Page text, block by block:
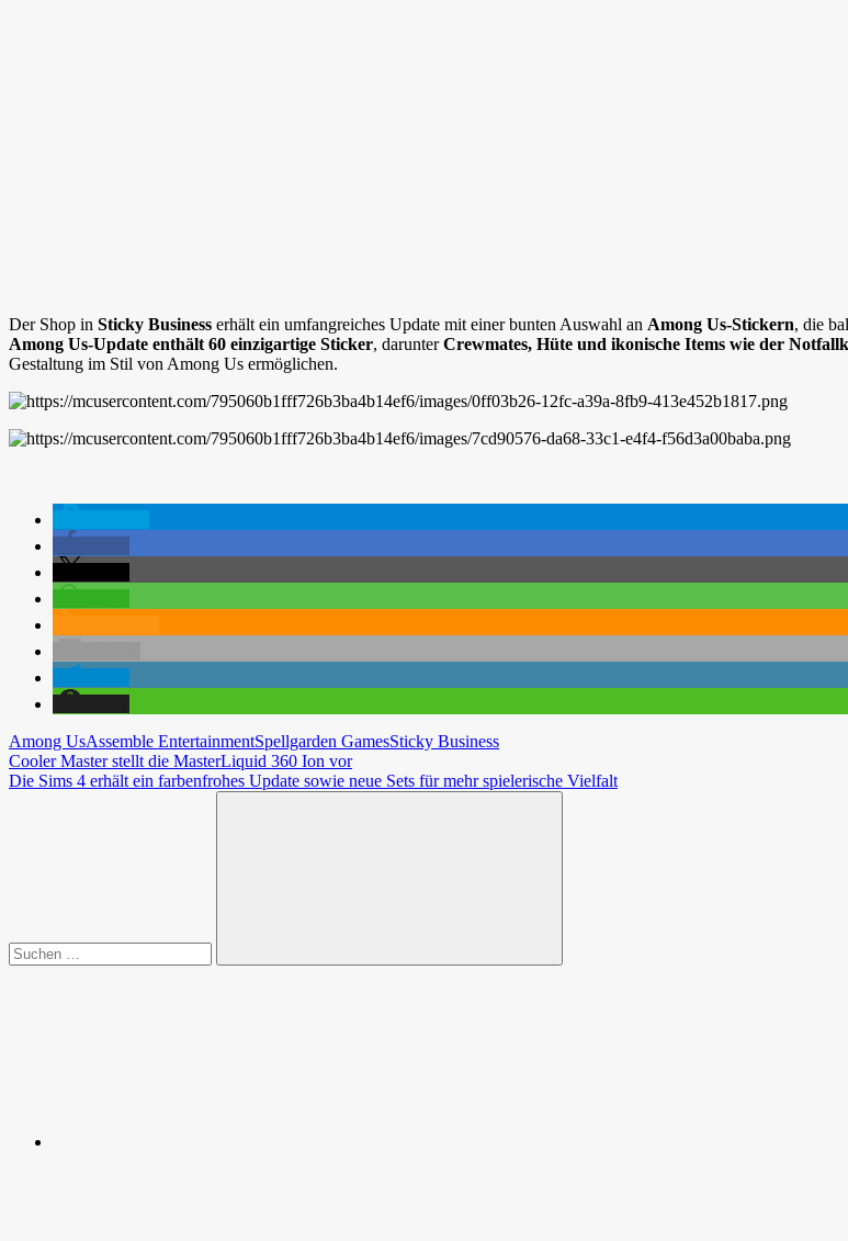
Der Shop in Sticky Business erhält ein umfangreiches Update mit einer bunten Auswahl an Among Us-Stickern, die
Among Us-Update enthält 60 einzigartige Sticker, darunterCrewmates, Hüte und ikonische Items wie der
Gestaltung im Stil von Among Us ermöglichen.
Among UsAssemble EntertainmentSpellgarden GamesSticky Business
Beitragsnavigation
Vorheriger
Beitrag:
Cooler Master stellt die MasterLiquid 360 Ion vor
Nächster
Die Sims 4 erhält ein farbenfrohes Update sowie neue Sets für mehr spielerische Vielfalt
Suchen